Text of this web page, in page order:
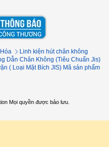
Linh kiện hút chân không
Dẫn Chân Không (Tiêu Chuẩn Jis)
( Loại Mặt Bích JIS) Mã sản phẩm
Mọi quyền được bảo lưu.